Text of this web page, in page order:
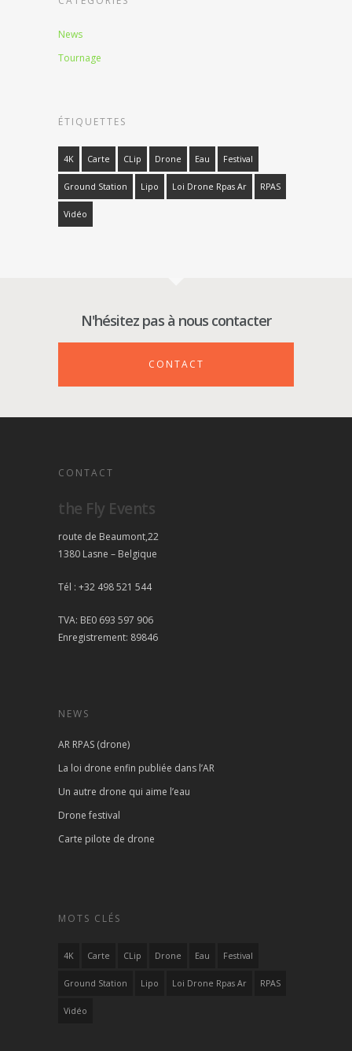
News
Tournage
ÉTIQUETTES
4K Carte CLip Drone Eau Festival
Ground Station Lipo Loi Drone Rpas Ar RPAS
Vidéo
N'hésitez pas à nous contacter
CONTACT
CONTACT
the Fly Events
route de Beaumont,22
1380 Lasne – Belgique
Tél : +32 498 521 544
TVA: BE0 693 597 906
Enregistrement: 89846
NEWS
AR RPAS (drone)
La loi drone enfin publiée dans l’AR
Un autre drone qui aime l’eau
Drone festival
Carte pilote de drone
MOTS CLÉS
4K Carte CLip Drone Eau Festival
Ground Station Lipo Loi Drone Rpas Ar RPAS
Vidéo